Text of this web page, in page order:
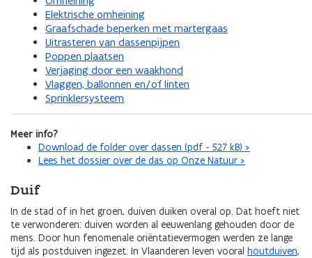
Elektrische omheining
Graafschade beperken met martergaas
Uitrasteren van dassenpijpen
Poppen plaatsen
Verjaging door een waakhond
Vlaggen, ballonnen en/of linten
Sprinklersysteem
Meer info?
Download de folder over dassen (pdf - 527 kB) >
Lees het dossier over de das op Onze Natuur >
Duif
In de stad of in het groen, duiven duiken overal op. Dat hoeft niet
te verwonderen: duiven worden al eeuwenlang gehouden door de
mens. Door hun fenomenale oriëntatievermogen werden ze lange
tijd als postduiven ingezet. In Vlaanderen leven vooral houtduiven,